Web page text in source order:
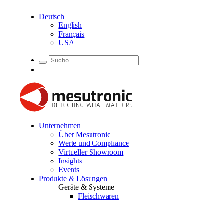
Deutsch
English
Français
USA
Unternehmen
Über Mesutronic
Werte und Compliance
Virtueller Showroom
Insights
Events
Produkte & Lösungen
Geräte & Systeme
Fleischwaren